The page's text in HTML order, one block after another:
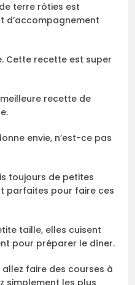
terre rôties est
d’accompagnement
Cette recette est super
recette de
envie, n’est-ce pas
toujours de petites
parfaites pour faire ces
taille, elles cuisent
pour préparer le dîner.
faire des courses à